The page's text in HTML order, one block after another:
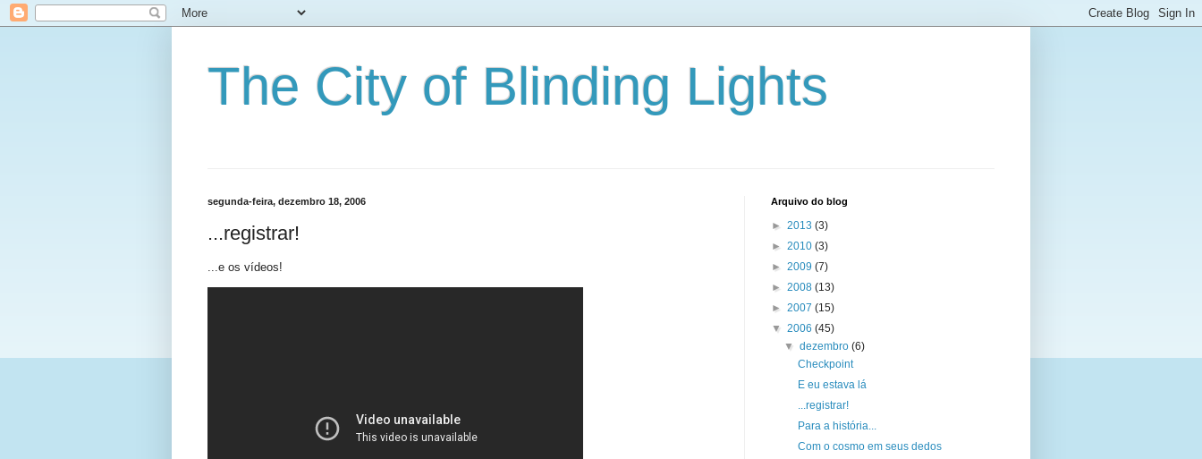
The City of Blinding Lights
segunda-feira, dezembro 18, 2006
...registrar!
...e os vídeos!
Arquivo do blog
► 2013 (3)
► 2010 (3)
► 2009 (7)
► 2008 (13)
► 2007 (15)
▼ 2006 (45)
▼dezembro(6)
Checkpoint
E eu estava lá
...registrar!
Para a história...
Com o cosmo em seus dedos